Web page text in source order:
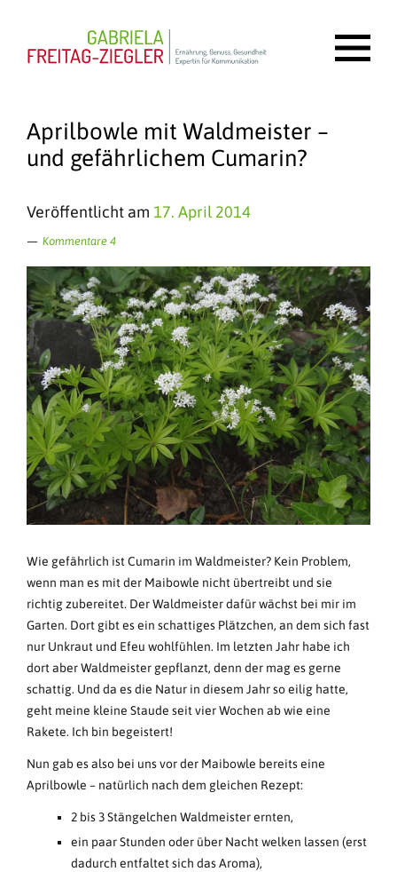
Aprilbowle mit Waldmeister –
und gefährlichem Cumarin?
Veröffentlicht am 17. April 2014
Kommentare 4
Wie gefährlich ist Cumarin im Waldmeister? Kein Problem,
wenn man es mit der Maibowle nicht übertreibt und sie
richtig zubereitet. Der Waldmeister dafür wächst bei mir im
Garten. Dort gibt es ein schattiges Plätzchen, an dem sich fast
nur Unkraut und Efeu wohlfühlen. Im letzten Jahr habe ich
dort aber Waldmeister gepflanzt, denn der mag es gerne
schattig. Und da es die Natur in diesem Jahr so eilig hatte,
geht meine kleine Staude seit vier Wochen ab wie eine
Rakete. Ich bin begeistert!
Nun gab es also bei uns vor der Maibowle bereits eine
Aprilbowle – natürlich nach dem gleichen Rezept:
2 bis 3 Stängelchen Waldmeister ernten,
ein paar Stunden oder über Nacht welken lassen (erst
dadurch entfaltet sich das Aroma),